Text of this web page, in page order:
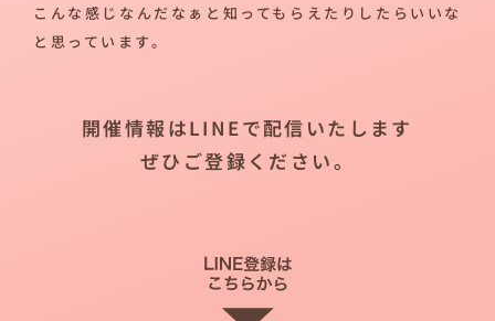
こんな感じなんだなぁと知ってもらえたりしたらいいな
と思っています。
開催情報はLINEで配信いたします
ぜひご登録ください。